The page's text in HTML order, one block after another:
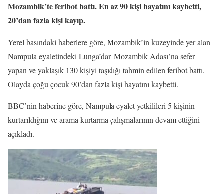
Mozambik’te feribot battı. En az 90 kişi hayatını kaybetti,
20’dan fazla kişi kayıp.
Yerel basındaki haberlere göre, Mozambik’in kuzeyinde yer alan
Nampula eyaletindeki Lunga’dan Mozambik Adası’na sefer
yapan ve yaklaşık 130 kişiyi taşıdığı tahmin edilen feribot battı.
Olayda çoğu çocuk 90’dan fazla kişi hayatını kaybetti.
BBC’nin haberine göre, Nampula eyalet yetkilileri 5 kişinin
kurtarıldığını ve arama kurtarma çalışmalarının devam ettiğini
açıkladı.